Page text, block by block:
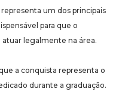
um dos principais
para que o
legalmente na área.
a conquista representa o
durante a graduação.